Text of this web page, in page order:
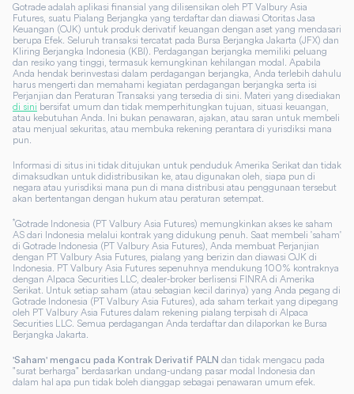
Gotrade adalah aplikasi finansial yang dilisensikan oleh PT Valbury Asia
Futures, suatu Pialang Berjangka yang terdaftar dan diawasi Otoritas Jasa
Keuangan (OJK) untuk produk derivatif keuangan dengan aset yang mendasari
berupa Efek. Seluruh transaksi tercatat pada Bursa Berjangka Jakarta (JFX) dan
Kliring Berjangka Indonesia (KBI). Perdagangan berjangka memiliki peluang
dan resiko yang tinggi, termasuk kemungkinan kehilangan modal. Apabila
Anda hendak berinvestasi dalam perdagangan berjangka, Anda terlebih dahulu
harus mengerti dan memahami kegiatan perdagangan berjangka serta isi
Perjanjian dan Peraturan Transaksi yang tersedia di sini. Materi yang disediakan
di sini bersifat umum dan tidak memperhitungkan tujuan, situasi keuangan,
atau kebutuhan Anda. Ini bukan penawaran, ajakan, atau saran untuk membeli
atau menjual sekuritas, atau membuka rekening perantara di yurisdiksi mana
pun.
Informasi di situs ini tidak ditujukan untuk penduduk Amerika Serikat dan tidak
dimaksudkan untuk didistribusikan ke, atau digunakan oleh, siapa pun di
negara atau yurisdiksi mana pun di mana distribusi atau penggunaan tersebut
akan bertentangan dengan hukum atau peraturan setempat.
*Gotrade Indonesia (PT Valbury Asia Futures) memungkinkan akses ke saham
AS dari Indonesia melalui kontrak yang didukung penuh. Saat membeli 'saham'
di Gotrade Indonesia (PT Valbury Asia Futures), Anda membuat Perjanjian
dengan PT Valbury Asia Futures, pialang yang berizin dan diawasi OJK di
Indonesia. PT Valbury Asia Futures sepenuhnya mendukung 100% kontraknya
dengan Alpaca Securities LLC, dealer-broker berlisensi FINRA di Amerika
Serikat. Untuk setiap saham (atau sebagian kecil darinya) yang Anda pegang di
Gotrade Indonesia (PT Valbury Asia Futures), ada saham terkait yang dipegang
oleh PT Valbury Asia Futures dalam rekening pialang terpisah di Alpaca
Securities LLC. Semua perdagangan Anda terdaftar dan dilaporkan ke Bursa
Berjangka Jakarta.
'Saham' mengacu pada Kontrak Derivatif PALN dan tidak mengacu pada
"surat berharga" berdasarkan undang-undang pasar modal Indonesia dan
dalam hal apa pun tidak boleh dianggap sebagai penawaran umum efek.